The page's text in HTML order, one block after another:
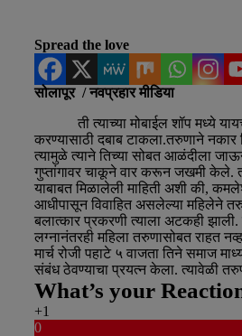
Spread the love
सोलापूर / नवप्रहार मीडिया
ती त्याच्या मोबाईल शॉप मध्ये
करण्यासाठी दबाब टाकला.तरुणाने नकार
त्यामुळे त्याने तिच्या सोबत आळंदीला
गुप्तांगावर चाकूने वार करून जखमी केले.
याबाबत मिळालेली माहिती अशी की,
आधीपासून विवाहित असलेल्या महिलेने
बलात्कार प्रकरणी त्याला अटकही
लग्नानंतरही महिला तरुणासोबत राहत
मार्च रोजी पहाटे ५ वाजता तिने समाज
संबंध ठेवण्याचा प्रयत्न केला. त्यावेळी
What’s your
+1
0